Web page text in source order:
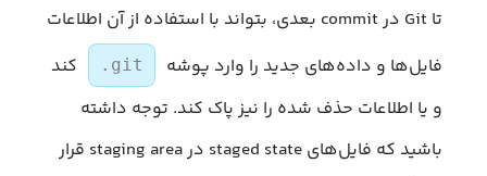
تا Git در commit بعدی، بتواند با استفاده از آن اطلاعات
فایل‌ها و داده‌های جدید را وارد پوشه
.git
کند
و یا اطلاعات حذف شده را نیز پاک کند. توجه داشته
باشید که فایل‌های staged state در staging area قرار